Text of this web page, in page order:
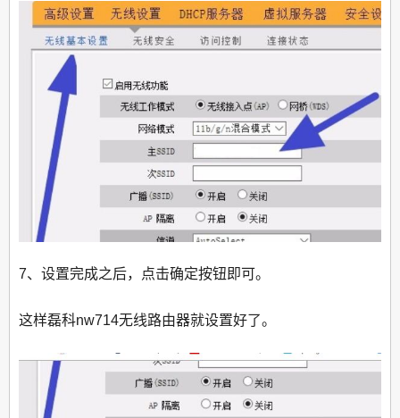
7、设置完成之后，点击确定按钮即可。
这样磊科nw714无线路由器就设置好了。